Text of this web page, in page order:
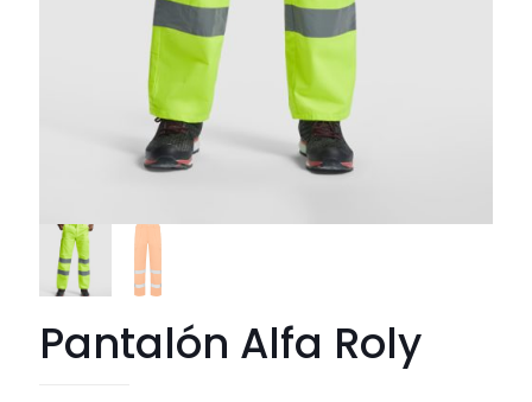
Pantalón Alfa Roly